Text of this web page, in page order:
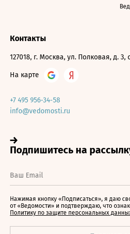
Контакты
127018, г. Москва, ул. Полковая, д. 3,
На карте
+7 495 956-34-58
info@vedomosti.ru
Нажимая кнопку «Подписаться», я даю
от «Ведомости» и подтверждаю, что
Политику по защите персональных